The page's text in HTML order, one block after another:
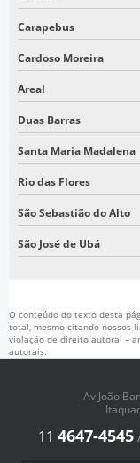
Carapebus
Cardoso Moreira
Areal
Duas Barras
Santa Maria Madalena
Rio das Flores
São Sebastião do Alto
São José de Ubá
O conteúdo do texto desta
total, mesmo citando nossos
violação de direito autoral –
autorais.
Av João
11 4647-4545